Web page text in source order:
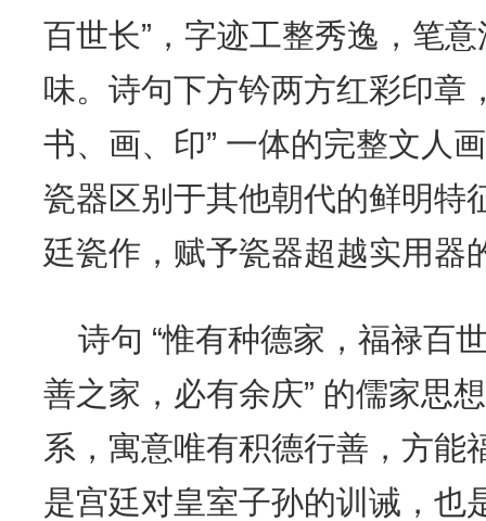
百世长”，字迹工整秀逸，笔
味。诗句下方钤两方红彩印章
书、画、印” 一体的完整文人
瓷器区别于其他朝代的鲜明
廷瓷作，赋予瓷器超越实用器
诗句 “惟有种德家，福禄百
善之家，必有余庆” 的儒家思
系，寓意唯有积德行善，方能
是宫廷对皇室子孙的训诫，也